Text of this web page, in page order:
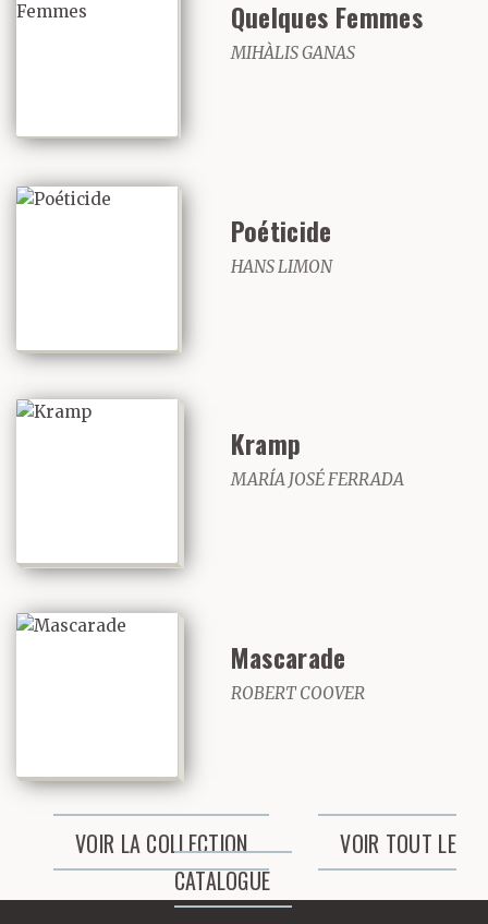
Quelques Femmes
MIHÀLIS GANAS
Poéticide
HANS LIMON
Kramp
MARÍA JOSÉ FERRADA
Mascarade
ROBERT COOVER
VOIR LA COLLECTION
VOIR TOUT LE
CATALOGUE